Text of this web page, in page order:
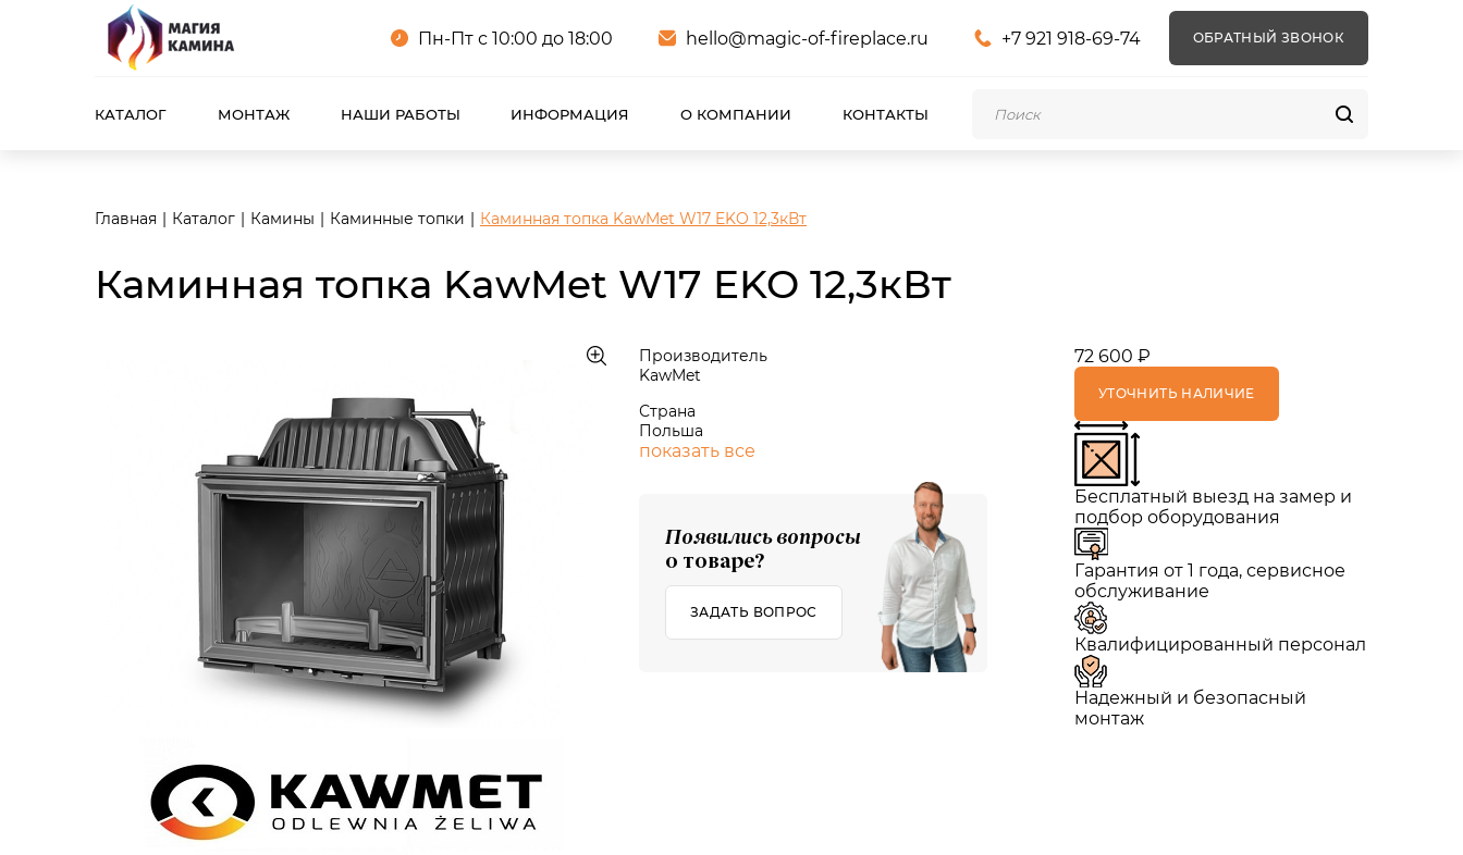
<meta name="robots" content="noindex, follow"/>
Пн-Пт с 10:00 до 18:00
hello@magic-of-fireplace.ru +7 921 918-69-74 ОБРАТНЫЙ ЗВОНОК
КАТАЛОГ МОНТАЖ НАШИ РАБОТЫ ИНФОРМАЦИЯ О КОМПАНИИ КОНТАКТЫ
Главная Каталог Камины Каминные топки Каминная топка KawMet W17 EKO 12,3кВт
Каминная топка KawMet W17 EKO 12,3кВт
Производитель
KawMet
Страна
Польша
показать все
Появились вопросы
о товаре?
ЗАДАТЬ ВОПРОС
72 600 ₽
УТОЧНИТЬ НАЛИЧИЕ
Бесплатный выезд на замер и
подбор оборудования
Гарантия от 1 года, сервисное
обслуживание
Квалифицированный персонал
Надежный и безопасный
монтаж